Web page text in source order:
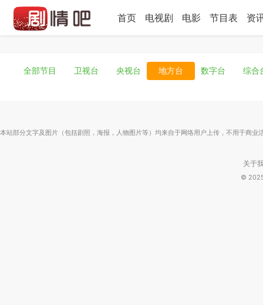
首页 电视剧 电影 节目表 资
全部节目 卫视台 央视台 地方台 数字台 综合
本站部分文字及图片（包括剧照，海报，人物图片等）均来自于网络用户上传，不用于商
关于
©